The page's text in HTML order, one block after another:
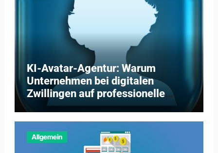
KI-Avatar-Agentur: Warum
Unternehmen bei digitalen
Zwillingen auf professionelle
Partner setzen
Allgemein